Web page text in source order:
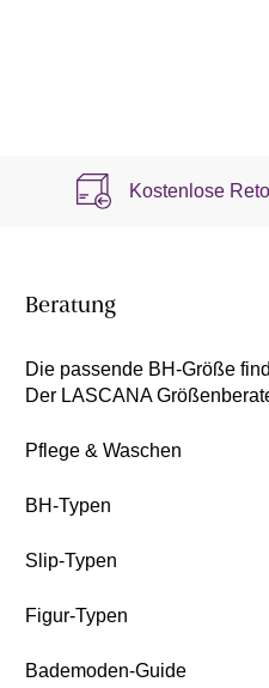
Kostenlose
Beratung
Die passende BH-Größe
Der LASCANA
Pflege & Waschen
BH-Typen
Slip-Typen
Figur-Typen
Bademoden-Guide